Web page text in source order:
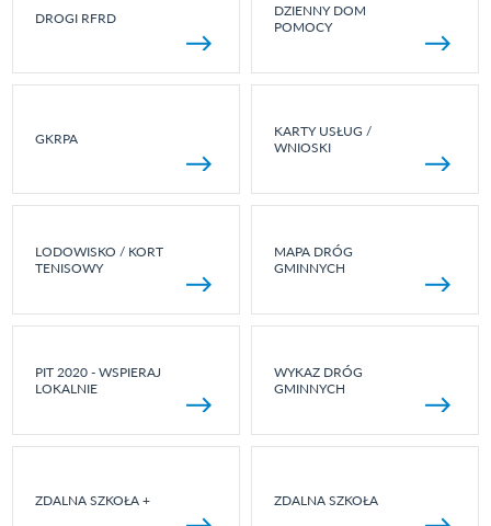
DROGI RFRD
DZIENNY DOM
POMOCY
GKRPA
KARTY USŁUG /
WNIOSKI
LODOWISKO / KORT
TENISOWY
MAPA DRÓG
GMINNYCH
PIT 2020 - WSPIERAJ
LOKALNIE
WYKAZ DRÓG
GMINNYCH
ZDALNA SZKOŁA + ZDALNA SZKOŁA